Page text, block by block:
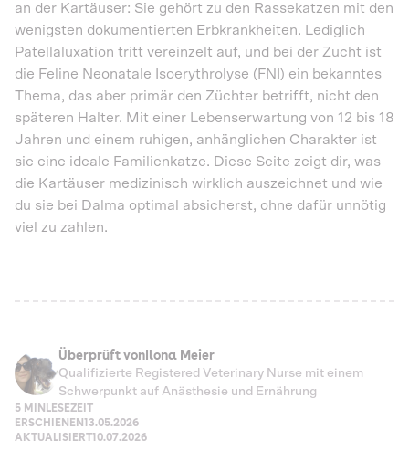
an der Kartäuser: Sie gehört zu den Rassekatzen mit den
wenigsten dokumentierten Erbkrankheiten. Lediglich
Patellaluxation tritt vereinzelt auf, und bei der Zucht ist
die Feline Neonatale Isoerythrolyse (FNI) ein bekanntes
Thema, das aber primär den Züchter betrifft, nicht den
späteren Halter. Mit einer Lebenserwartung von 12 bis 18
Jahren und einem ruhigen, anhänglichen Charakter ist
sie eine ideale Familienkatze. Diese Seite zeigt dir, was
die Kartäuser medizinisch wirklich auszeichnet und wie
du sie bei Dalma optimal absicherst, ohne dafür unnötig
viel zu zahlen.
Überprüft von Ilona Meier
Qualifizierte Registered Veterinary Nurse mit einem
Schwerpunkt auf Anästhesie und Ernährung
5 MIN LESEZEIT
ERSCHIENEN13.05.2026
AKTUALISIERT10.07.2026